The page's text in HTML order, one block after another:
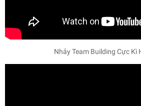
Nhảy Team Building Cực Kì